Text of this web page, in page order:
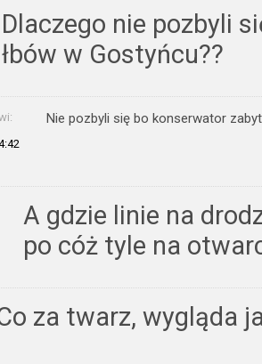
Dlaczego nie pozbyli
łbów w Gostyńcu??
Nie pozbyli się bo konserwator
A gdzie linie na
po cóż tyle na
za twarz, wygląda